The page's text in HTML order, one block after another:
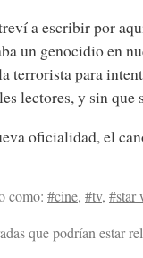
a escribir por
un genocidio en
terrorista para
lectores, y sin que
oficialidad, el
como: #cine, #tv, #star
que podrían estar